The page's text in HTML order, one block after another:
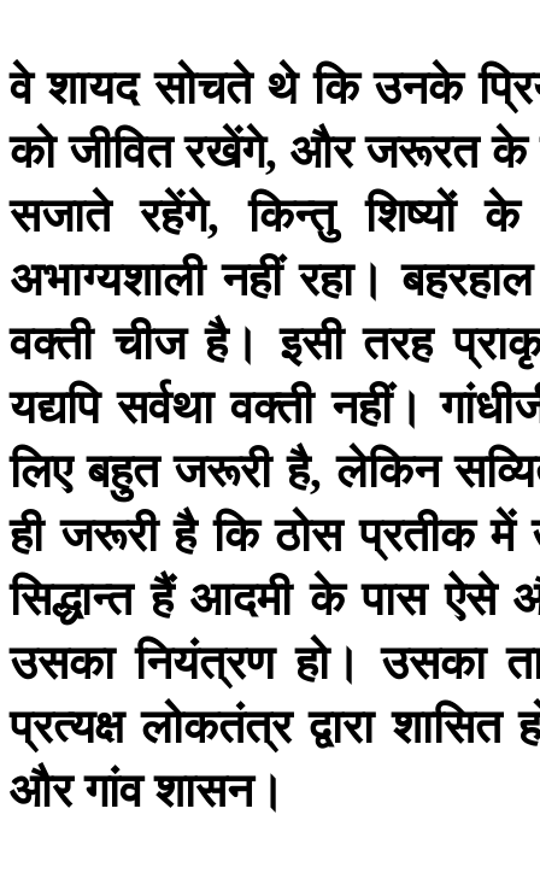
वे शायद सोचते थे कि उनके
कोजीवितरखेंगे, औरजरूरतके
सजाते रहेंगे,किन्तु शिष्यों के
अभाग्यशाली नहीं रहा। बहरहाल
वक्ती चीज है। इसी तरह
यद्यपि सर्वथा वक्ती नहीं।
लिए बहुत जरूरी है,लेकिन
ही जरूरी है कि ठोस प्रतीक में
सिद्धान्त हैं आदमी के पास ऐसे
उसका नियंत्रण हो। उसका
प्रत्यक्ष लोकतंत्र द्वारा शासित
औरगांवशासन।